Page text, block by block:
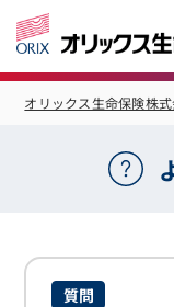
オリックス生命保険株
質問